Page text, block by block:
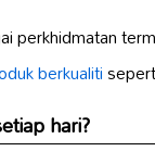
perkhidmatan
berkualiti
hari?